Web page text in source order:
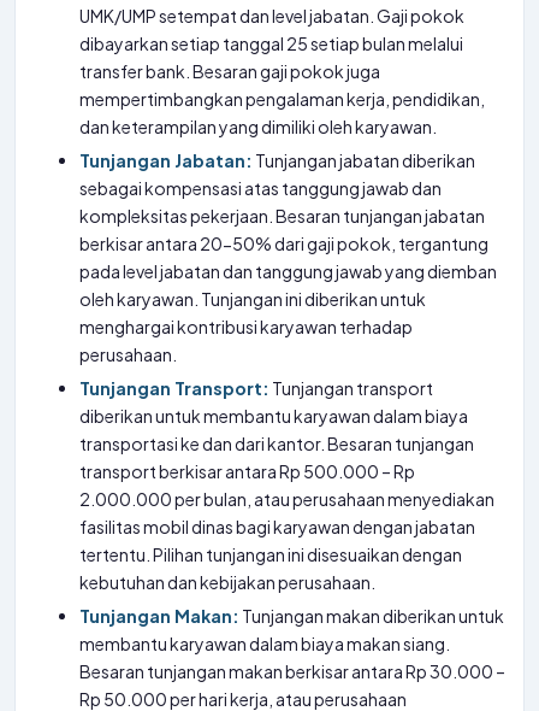
UMK/UMP setempat dan level jabatan. Gaji pokok
dibayarkan setiap tanggal 25 setiap bulan melalui
transfer bank. Besaran gaji pokok juga
mempertimbangkan pengalaman kerja, pendidikan,
dan keterampilan yang dimiliki oleh karyawan.
Tunjangan Jabatan: Tunjangan jabatan diberikan
sebagai kompensasi atas tanggung jawab dan
kompleksitas pekerjaan. Besaran tunjangan jabatan
berkisar antara 20-50% dari gaji pokok, tergantung
pada level jabatan dan tanggung jawab yang diemban
oleh karyawan. Tunjangan ini diberikan untuk
menghargai kontribusi karyawan terhadap
perusahaan.
Tunjangan Transport: Tunjangan transport
diberikan untuk membantu karyawan dalam biaya
transportasi ke dan dari kantor. Besaran tunjangan
transport berkisar antara Rp 500.000 – Rp
2.000.000 per bulan, atau perusahaan menyediakan
fasilitas mobil dinas bagi karyawan dengan jabatan
tertentu. Pilihan tunjangan ini disesuaikan dengan
kebutuhan dan kebijakan perusahaan.
Tunjangan Makan: Tunjangan makan diberikan untuk
membantu karyawan dalam biaya makan siang.
Besaran tunjangan makan berkisar antara Rp 30.000 –
Rp 50.000 per hari kerja, atau perusahaan